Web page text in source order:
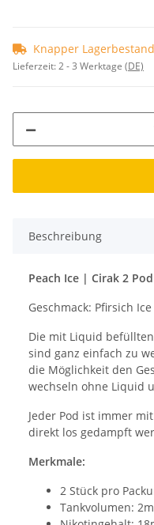
Knapper Lagerbestand
Lieferzeit:2 - 3 Werktage (DE)
Beschreibung
Peach Ice | Cirak 2
Geschmack: Pfirsich Ice
Die mit Liquid
sind ganz einfach zu
die Möglichkeit den
wechseln ohne Liquid
Jeder Pod ist immer
direkt los gedampft
Merkmale:
2 Stück pro
Tankvolumen: